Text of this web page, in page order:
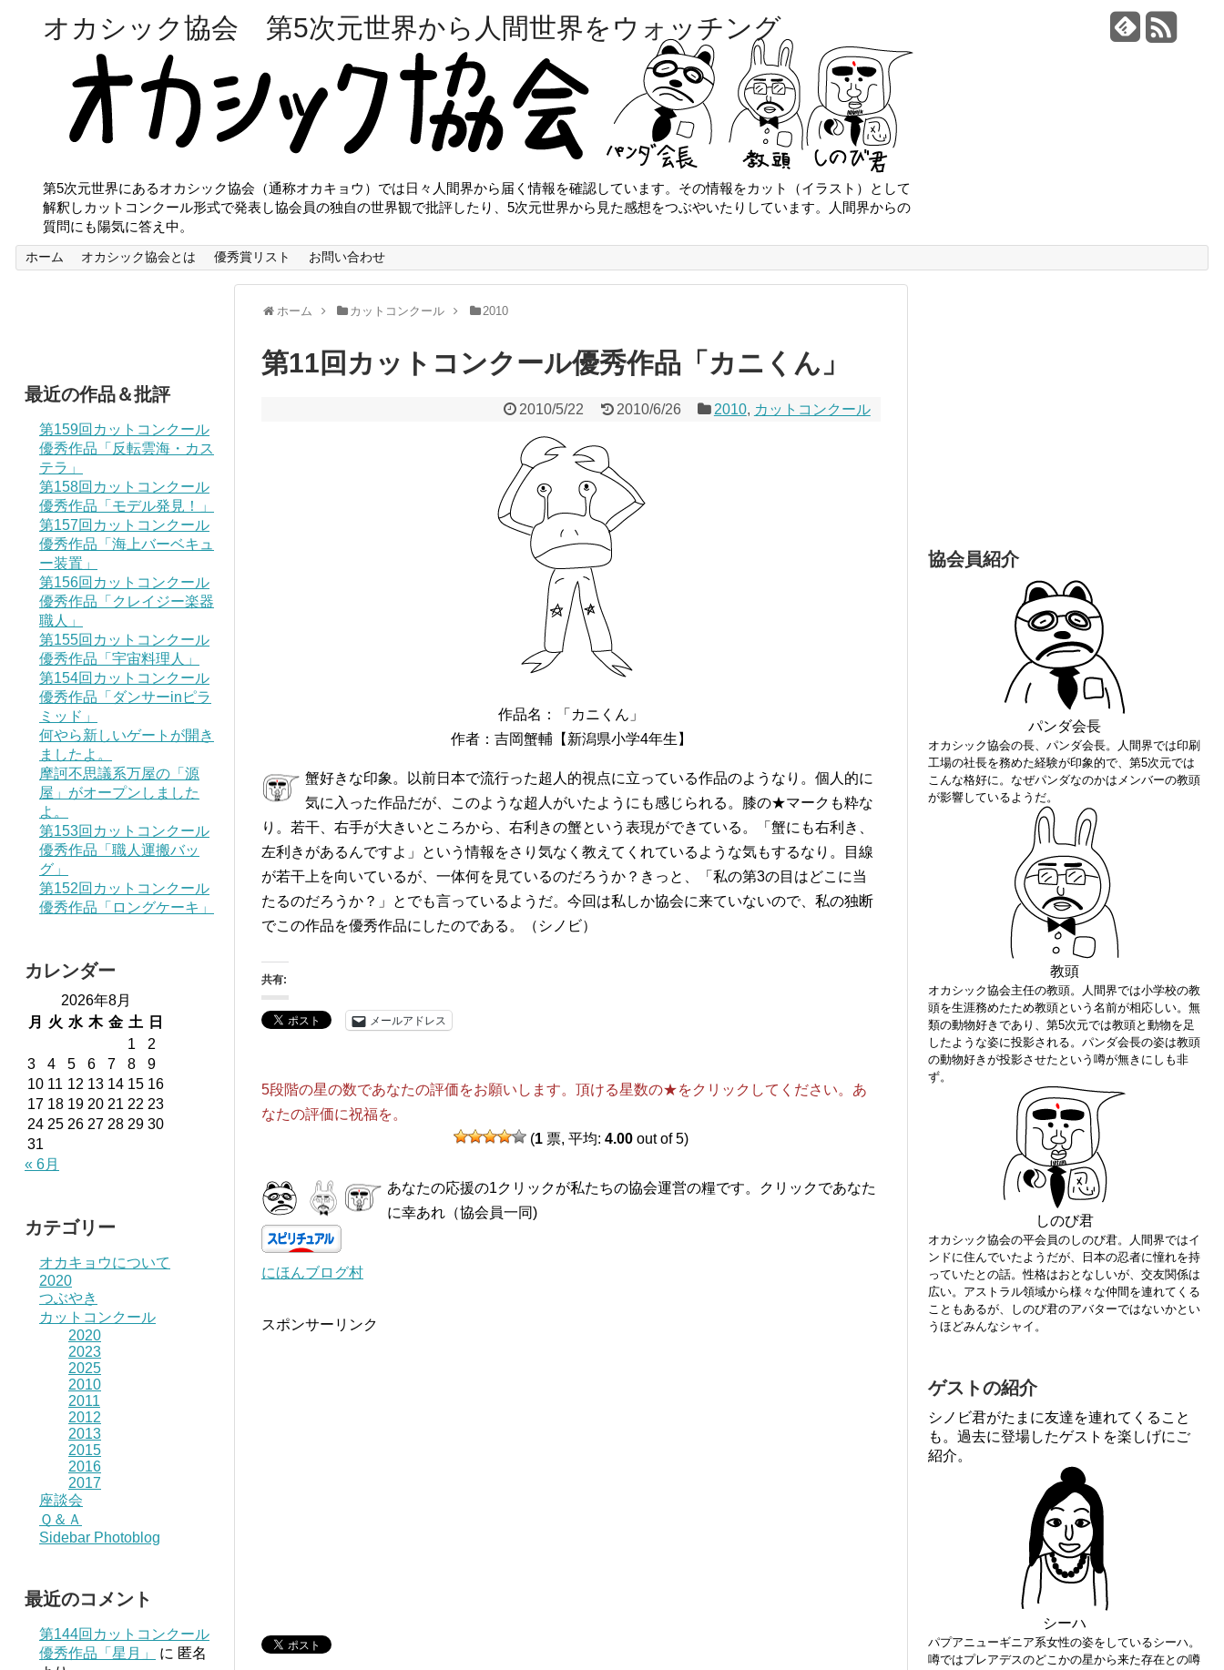
オカシック協会 第5次元世界から人間世界をウォッチング
第5次元世界にあるオカシック協会（通称オカキョウ）では日々人間界から届く情報を確認しています。その情報をカット（イラスト）として
解釈しカットコンクール形式で発表し協会員の独自の世界観で批評したり、5次元世界から見た感想をつぶやいたりしています。人間界からの
質問にも陽気に答え中。
ホーム オカシック協会とは 優秀賞リスト お問い合わせ
最近の作品＆批評
第159回カットコンクール
優秀作品「反転雲海・カス
テラ」
第158回カットコンクール
優秀作品「モデル発見！」
第157回カットコンクール
優秀作品「海上バーベキュ
ー装置」
第156回カットコンクール
優秀作品「クレイジー楽器
職人」
第155回カットコンクール
優秀作品「宇宙料理人」
第154回カットコンクール
優秀作品「ダンサーinピラ
ミッド」
何やら新しいゲートが開き
ましたよ。
摩訶不思議系万屋の「源
屋」がオープンしました
よ。
第153回カットコンクール
優秀作品「職人運搬バッ
グ」
第152回カットコンクール
優秀作品「ロングケーキ」
カレンダー
2026年8月
月
火 水 木 金 土
日
1
2
3
4 5 6 7 8
9
10 11 12 13 14 15 16
17 18 19 20 21 22 23
24 25 26 27 28 29 30
31
« 6月
カテゴリー
オカキョウについて
2020
つぶやき
カットコンクール
2020
2023
2025
2010
2011
2012
2013
2015
2016
2017
座談会
Ｑ＆Ａ
Sidebar Photoblog
最近のコメント
第144回カットコンクール
優秀作品「星月」
に 匿名
ホーム カットコンクール 2010
第11回カットコンクール優秀作品「カニくん」
2010/5/22 2010/6/26 2010, カットコンクール
作品名：「カニくん」
作者：吉岡蟹輔【新潟県小学4年生】
蟹好きな印象。以前日本で流行った超人的視点に立っている作品のようなり。個人的に
気に入った作品だが、このような超人がいたようにも感じられる。膝の★マークも粋な
り。若干、右手が大きいところから、右利きの蟹という表現ができている。「蟹にも右利き、
左利きがあるんですよ」という情報をさり気なく教えてくれているような気もするなり。目線
が若干上を向いているが、一体何を見ているのだろうか？きっと、「私の第3の目はどこに当
たるのだろうか？」とでも言っているようだ。今回は私しか協会に来ていないので、私の独断
でこの作品を優秀作品にしたのである。（シノビ）
共有:
メールアドレス
5段階の星の数であなたの評価をお願いします。頂ける星数の★をクリックしてください。あ
なたの評価に祝福を。
(1 票, 平均: 4.00 out of 5)
あなたの応援の1クリックが私たちの協会運営の糧です。クリックであなた
に幸あれ（協会員一同)
にほんブログ村
スポンサーリンク
協会員紹介
パンダ会長
オカシック協会の長、パンダ会長。人間界では印刷
工場の社長を務めた経験が印象的で、第5次元では
こんな格好に。なぜパンダなのかはメンバーの教頭
が影響しているようだ。
教頭
オカシック協会主任の教頭。人間界では小学校の教
頭を生涯務めたため教頭という名前が相応しい。無
類の動物好きであり、第5次元では教頭と動物を足
したような姿に投影される。パンダ会長の姿は教頭
の動物好きが投影させたという噂が無きにしも非
ず。
しのび君
オカシック協会の平会員のしのび君。人間界ではイ
ンドに住んでいたようだが、日本の忍者に憧れを持
っていたとの話。性格はおとなしいが、交友関係は
広い。アストラル領域から様々な仲間を連れてくる
こともあるが、しのび君のアバターではないかとい
うほどみんなシャイ。
ゲストの紹介
シノビ君がたまに友達を連れてくること
も。過去に登場したゲストを楽しげにご
紹介。
シーハ
パプアニューギニア系女性の姿をしているシーハ。
噂ではプレアデスのどこかの星から来た存在との噂